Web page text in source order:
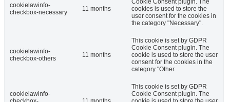
the category "Necessary".
This cookie is set by GDPR
cookie is used to store the user
consent for the cookies in the
category "Other.
performance
This cookie is set by GDPR
cookie is used to store the user
consent for the cookies in the
category "Performance".